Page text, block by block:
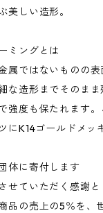
美しい造形。
ミングとは
属ではないものの
な造形までそのま
強度も保たれます
にK14ゴールドメッ
体に寄付します
せていただく感謝
品の売上の5％を、